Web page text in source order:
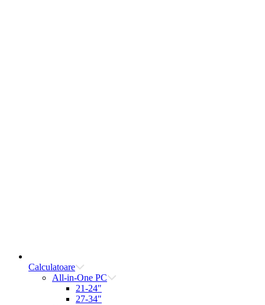
Calculatoare
All-in-One PC
21-24"
27-34"